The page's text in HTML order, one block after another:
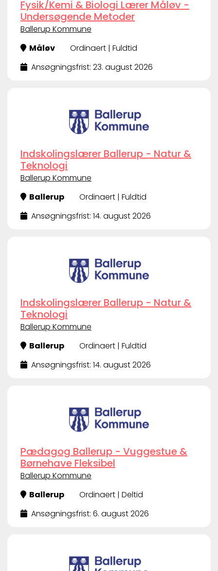
Fysik/Kemi & Biologi Lærer Måløv -
Undersøgende Metoder
Ballerup Kommune
Måløv
Ordinaert | Fuldtid
Ansøgningsfrist: 23. august 2026
Indskolingslærer Ballerup - Natur &
Teknologi
Ballerup Kommune
Ballerup
Ordinaert | Fuldtid
Ansøgningsfrist: 14. august 2026
Indskolingslærer Ballerup - Natur &
Teknologi
Ballerup Kommune
Ballerup
Ordinaert | Fuldtid
Ansøgningsfrist: 14. august 2026
Pædagog Ballerup - Vuggestue &
Børnehave Fleksibel
Ballerup Kommune
Ballerup
Ordinaert | Deltid
Ansøgningsfrist: 6. august 2026